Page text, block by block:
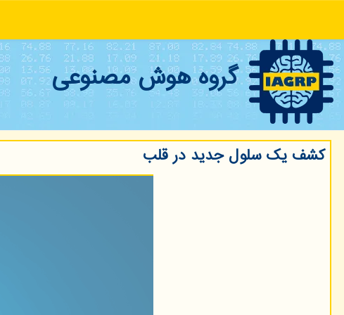
گروه هوش مصنوعی
کشف یک سلول جدید در قلب